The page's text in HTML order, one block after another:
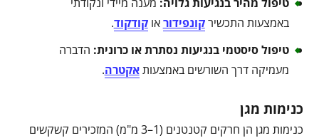
באמצעות התכשירקונפידוראוקודקוד.
טיפול סיסטמי בנגיעות נסתרת או כרונית: הדברה
מעמיקה דרך השורשים באמצעותאקטרה.
כנימות מגן
כנימות מגן הן חרקים קטנטנים (1–3 מ"מ) המזכירים קשקשים